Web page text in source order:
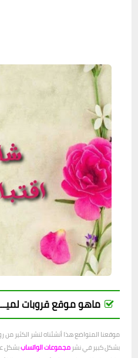
ماهو موقع قروبات
موقعنا المتواضع هذا أنشئناه لنشر الكثير
بشكل كبير في نشر مجموعات الواتساببشكل